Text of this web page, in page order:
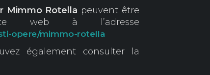
Mimmo Rotella peuvent être
web à l’adresse
opere/mimmo-rotella
également consulter la